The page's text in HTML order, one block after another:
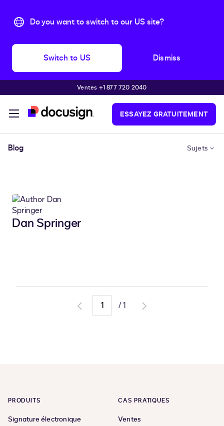
Do you want to switch to our US site?
Switch to US Dismiss
Passer au contenu principalVentes +1 877 720 2040
ESSAYEZ GRATUITEMENT
Blog Sujets
Dan Springer
Go
/1
Go
PRODUITS
Signature électronique
CAS PRATIQUES
Ventes